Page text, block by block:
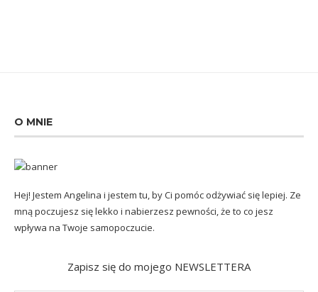
O MNIE
Hej! Jestem Angelina i jestem tu, by Ci pomóc odżywiać się lepiej. Ze
mną poczujesz się lekko i nabierzesz pewności, że to co jesz
wpływa na Twoje samopoczucie.
Zapisz się do mojego NEWSLETTERA